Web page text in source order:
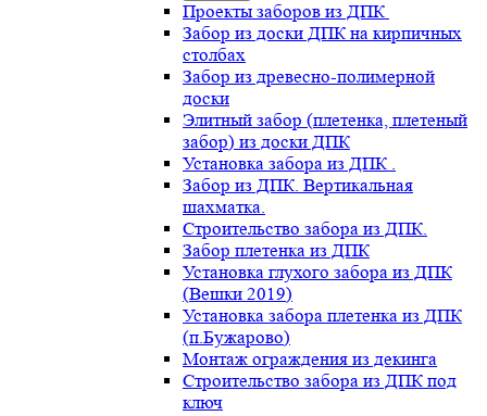
Проекты заборов из ДПК
Забор из доски ДПК на кирпичных
столбах
Забор из древесно-полимерной
доски
Элитный забор (плетенка, плетеный
забор) из доски ДПК
Установка забора из ДПК .
Забор из ДПК. Вертикальная
шахматка.
Строительство забора из ДПК.
Забор плетенка из ДПК
Установка глухого забора из ДПК
(Вешки 2019)
Установка забора плетенка из ДПК
(п.Бужарово)
Монтаж ограждения из декинга
Строительство забора из ДПК под
ключ